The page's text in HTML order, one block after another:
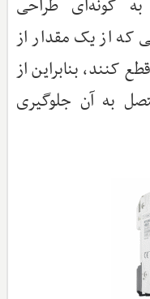
به گونه‌ای طراحی
که از یک مقدار از
کنند، بنابراین از
به آن جلوگیری